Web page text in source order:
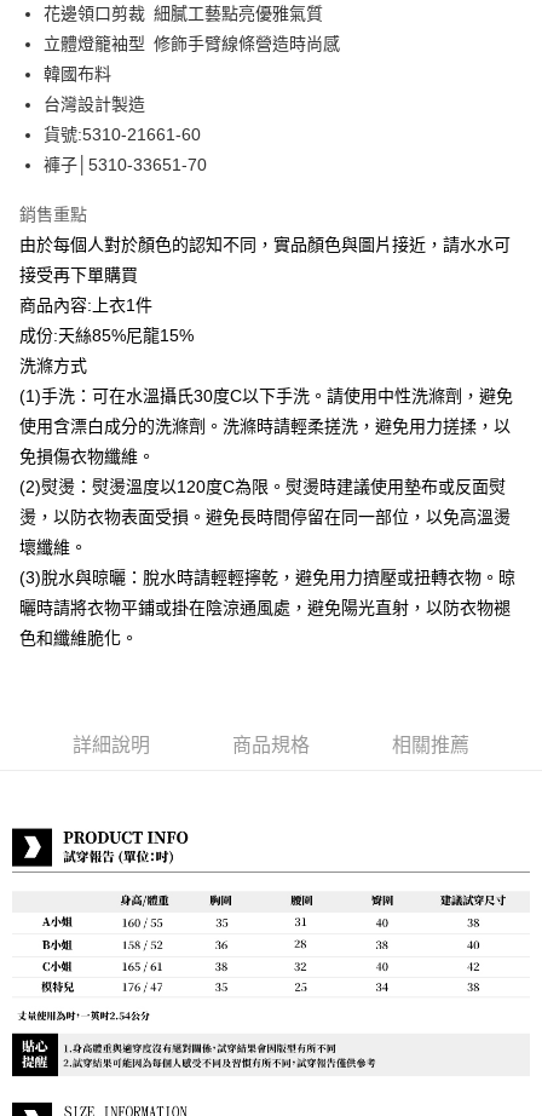
上海商業儲蓄銀行
台北富邦商業銀行
國泰世華商業銀行
兆豐國際商業銀行
臺灣中小企業銀行
匯豐（台灣）商業銀行
聯邦商業銀行
元大商業銀行
玉山商業銀行
台灣樂天信用卡公司
Apple Pay
街口支付
悠遊付
全盈+PAY
貨到付款
運送方式
付款後全家取貨
每筆NT$80，滿NT$399(含以上)免運費
付款後7-11取貨
每筆NT$80，滿NT$888(含以上)免運費
宅配到府
每筆NT$80，滿NT$888(含以上)免運費
貨到付款
每筆NT$80，滿NT$888(含以上)免運費
花邊領口剪裁 細膩工藝點亮優雅氣質
立體燈籠袖型 修飾手臂線條營造時尚感
韓國布料
台灣設計製造
貨號:5310-21661-60
褲子│5310-33651-70
銷售重點
由於每個人對於顏色的認知不同，實品顏色與圖片接近，請水水可
接受再下單購買
商品內容:上衣1件
成份:天絲85%尼龍15%
洗滌方式
(1)手洗：可在水溫攝氏30度C以下手洗。請使用中性洗滌劑，避免
使用含漂白成分的洗滌劑。洗滌時請輕柔搓洗，避免用力搓揉，以
免損傷衣物纖維。
(2)熨燙：熨燙溫度以120度C為限。熨燙時建議使用墊布或反面熨
燙，以防衣物表面受損。避免長時間停留在同一部位，以免高溫燙
壞纖維。
(3)脫水與晾曬：脫水時請輕輕擰乾，避免用力擠壓或扭轉衣物。晾
曬時請將衣物平鋪或掛在陰涼通風處，避免陽光直射，以防衣物褪
色和纖維脆化。
詳細說明 商品規格 相關推薦